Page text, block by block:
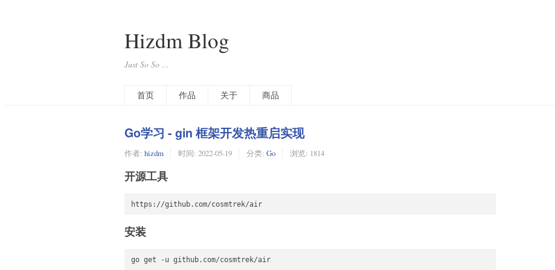
Hizdm Blog
Just So So ...
首页 作品 关于 商品
Go学习 - gin 框架开发热重启实现
作者: hizdm 时间: 2022-05-19 分类: Go 浏览: 1814
开源工具
安装